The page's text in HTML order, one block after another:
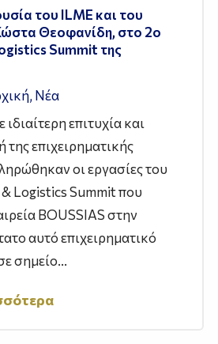
του ILME και του
Θεοφανίδη, στο 2ο
Summit της
, Νέα
επιτυχία και
της επιχειρηματικής
οι εργασίες του
Logistics Summit που
BOUSSIAS στην
αυτό επιχειρηματικό
σημείο...